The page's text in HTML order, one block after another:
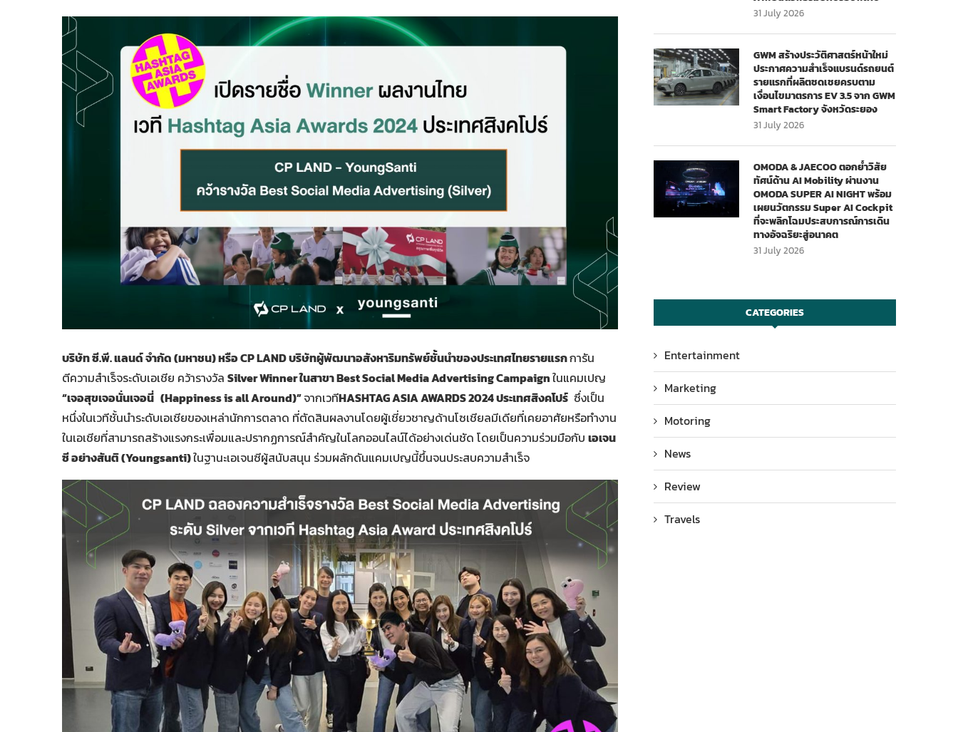
บริษัท ซี.พี. แลนด์ จำกัด (มหาชน) หรือ CP LAND บริษัทผู้พัฒนาอสังหาริมทรัพย์ชั้นนำของประเทศไทยรายแรกการัน
ตีความสำเร็จระดับเอเชีย คว้ารางวัล Silver Winner ในสาขา Best Social Media Advertising Campaignในแคมเปญ
“เจอสุขเจอนั่นเจอนี่ (Happiness is all Around)”จากเวทีHASHTAG ASIA AWARDS 2024 ประเทศสิงคโปร์ ซึ่งเป็น
หนึ่งในเวทีชั้นนำระดับเอเชียของเหล่านักการตลาด ที่ตัดสินผลงานโดยผู้เชี่ยวชาญด้านโซเชียลมีเดียที่เคยอาศัยหรือทำงาน
ในเอเชียที่สามารถสร้างแรงกระเพื่อมและปรากฏการณ์สำคัญในโลกออนไลน์ได้อย่างเด่นชัด โดยเป็นความร่วมมือกับ เอเจน
ซี อย่างสันติ (Youngsanti)ในฐานะเอเจนซีผู้สนับสนุน ร่วมผลักดันแคมเปญนี้ขึ้นจนประสบความสำเร็จ
31 July 2026
GWM สร้างประวัติศาสตร์หน้าใหม่
ประกาศความสำเร็จแบรนด์รถยนต์
รายแรกที่ผลิตชดเชยครบตาม
เงื่อนไขมาตรการ EV 3.5 จาก GWM
Smart Factory จังหวัดระยอง
31 July 2026
OMODA & JAECOO ตอกย้ำวิสัย
ทัศน์ด้าน AI Mobility ผ่านงาน
OMODA SUPER AI NIGHT พร้อม
เผยนวัตกรรม Super AI Cockpit
ที่จะพลิกโฉมประสบการณ์การเดิน
ทางอัจฉริยะสู่อนาคต
31 July 2026
CATEGORIES
Entertainment
Marketing
Motoring
News
Review
Travels